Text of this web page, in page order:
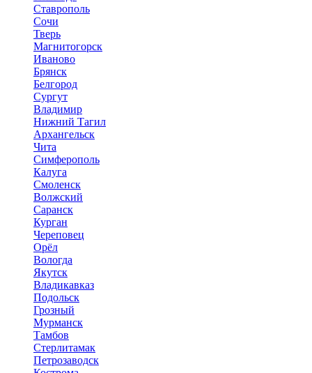
Ставрополь
Сочи
Тверь
Магнитогорск
Иваново
Брянск
Белгород
Сургут
Владимир
Нижний Тагил
Архангельск
Чита
Симферополь
Калуга
Смоленск
Волжский
Саранск
Курган
Череповец
Орёл
Вологда
Якутск
Владикавказ
Подольск
Грозный
Мурманск
Тамбов
Стерлитамак
Петрозаводск